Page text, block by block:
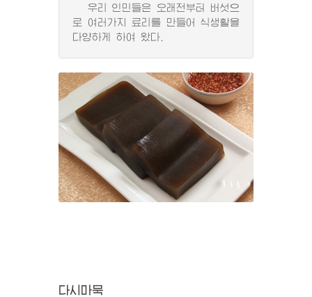
우리 인민들은 오래전부터 버섯으
로 여러가지 료리를 만들어 식생활을
다양하게 하여 왔다.
다시마묵